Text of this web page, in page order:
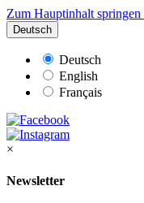
Zum Hauptinhalt springen
Deutsch
Deutsch
English
Français
×
Newsletter